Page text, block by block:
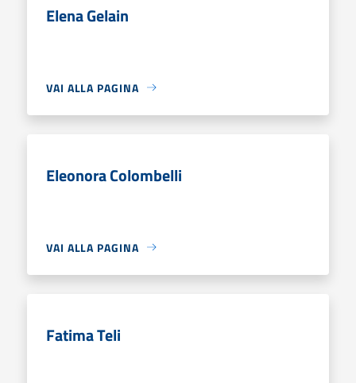
Elena Gelain
VAI ALLA PAGINA
Eleonora Colombelli
VAI ALLA PAGINA
Fatima Teli